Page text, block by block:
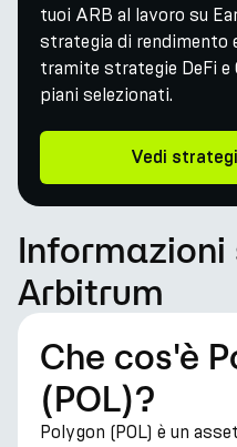
tuoi ARB al lavoro su
strategia di rendimento
tramite strategie DeFi e
piani selezionati.
Vedi
Informazioni
Arbitrum
Che cos'è
(POL)?
Polygon (POL) è un